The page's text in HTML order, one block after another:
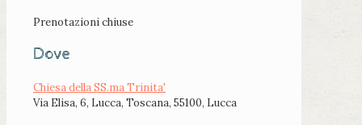
Prenotazioni chiuse
Dove
Chiesa della SS.ma Trinita'
Via Elisa, 6, Lucca, Toscana, 55100, Lucca